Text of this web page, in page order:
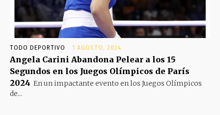
TODO DEPORTIVO 1 AGOSTO, 2024
Angela Carini Abandona Pelear a los 15
Segundos en los Juegos Olímpicos de París
2024 En un impactante evento en los Juegos Olímpicos
de...